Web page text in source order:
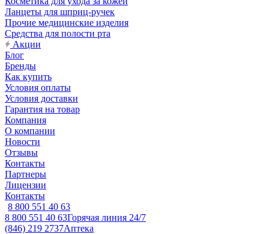
Ланцеты для шприц-ручек
Прочие медицинские изделия
Средства для полости рта
Акции
Блог
Бренды
Как купить
Условия оплаты
Условия доставки
Гарантия на товар
Компания
О компании
Новости
Отзывы
Контакты
Партнеры
Лицензии
Контакты
8 800 551 40 63
8 800 551 40 63Горячая линия 24/7
(846) 219 2737Аптека